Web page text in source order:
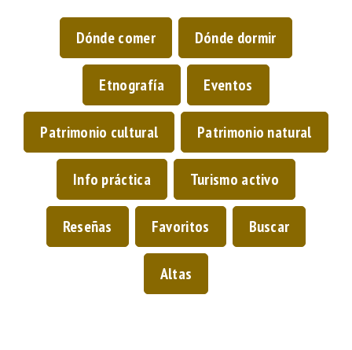
Dónde comer Dónde dormir
Etnografía Eventos
Patrimonio cultural Patrimonio natural
Info práctica Turismo activo
Reseñas Favoritos Buscar
Altas